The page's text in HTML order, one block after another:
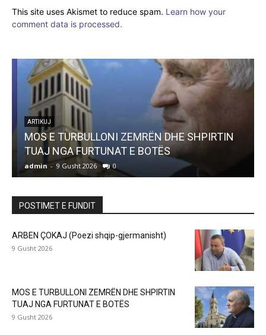
This site uses Akismet to reduce spam. Learn how your
comment data is processed.
ARTIKUJ
MOS E TURBULLONI ZEMRËN DHE SHPIRTIN
TUAJ NGA FURTUNAT E BOTËS
admin - 9 Gusht 2026 0
POSTIMET E FUNDIT
ARBEN ÇOKAJ (Poezi shqip-gjermanisht)
9 Gusht 2026
MOS E TURBULLONI ZEMRËN DHE SHPIRTIN
TUAJ NGA FURTUNAT E BOTËS
9 Gusht 2026